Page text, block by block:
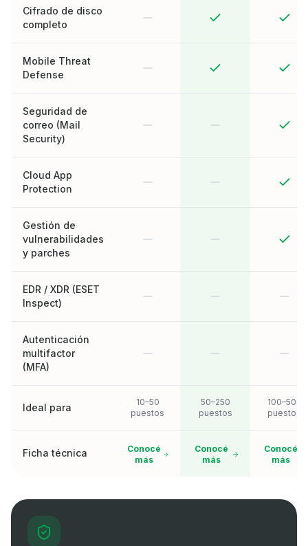
Cifrado de disco
completo
Mobile Threat
Defense
Seguridad de
correo (Mail
Security)
Cloud App
Protection
Gestión de
vulnerabilidades
y parches
EDR / XDR (ESET
Inspect)
Autenticación
multifactor
(MFA)
Ideal para
10–50
puestos
50–250
puestos
100–500
puestos
Ficha técnica
Conocé
más
Conocé
más
Conocé
más